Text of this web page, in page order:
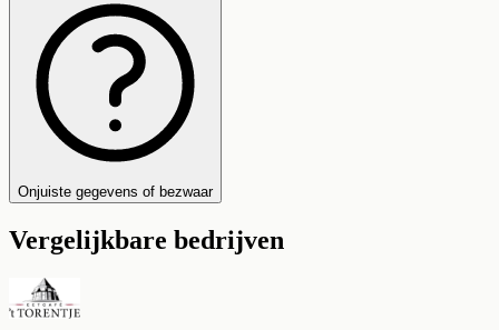
Onjuiste gegevens of bezwaar
Vergelijkbare bedrijven